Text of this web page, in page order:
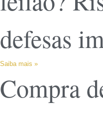
defesas
Saiba mais »
Compra